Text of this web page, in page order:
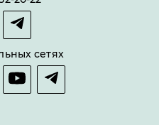
сетях